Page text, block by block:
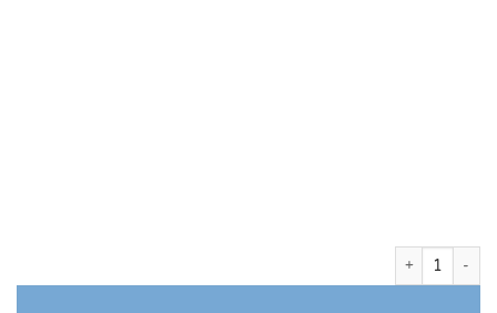
כמות של חלוק רחצה מגבת עם כובע טורקיז